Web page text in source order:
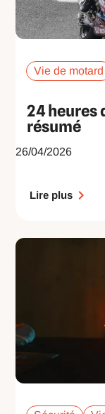
Vie de motard
24 heures
résumé
26/04/2026
Lire plus